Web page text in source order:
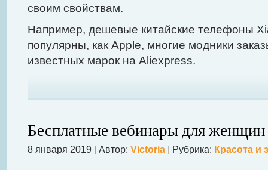
своим свойствам.
Например, дешевые китайские телефоны
популярны, как Apple, многие модники
известных марок на Aliexpress.
Бесплатные вебинары для женщин
8 января 2019 Автор: Victoria Рубрика: Красота и